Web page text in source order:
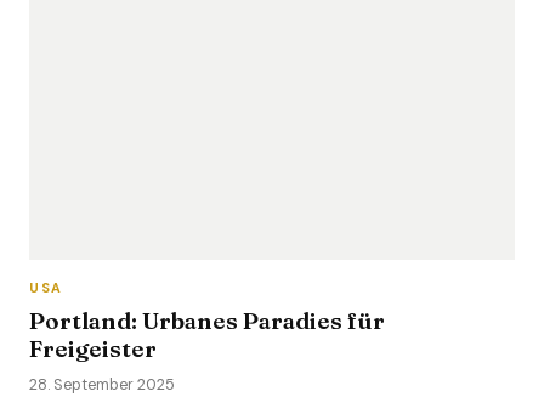
USA
Portland: Urbanes Paradies für
Freigeister
28. September 2025